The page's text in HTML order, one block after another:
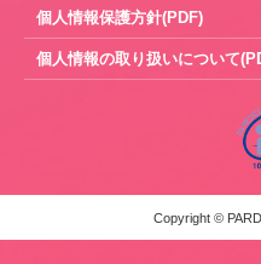
個人情報保護方針(PDF)
個人情報の取り扱いについて
Copyright ©